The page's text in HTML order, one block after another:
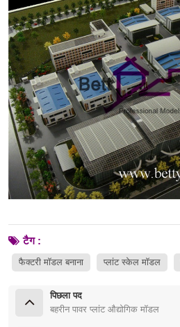
टैग :
फैक्टरी मॉडल बनाना प्लांट स्केल मॉडल
पिछला पद
बहरीन पावर प्लांट औद्योगिक मॉडल